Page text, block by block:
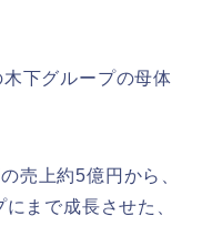
下グループの母体
売上約5億円から、
まで成長させた、